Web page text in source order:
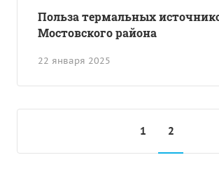
22 января 2025
Польза термальных
Мостовского района
1 2